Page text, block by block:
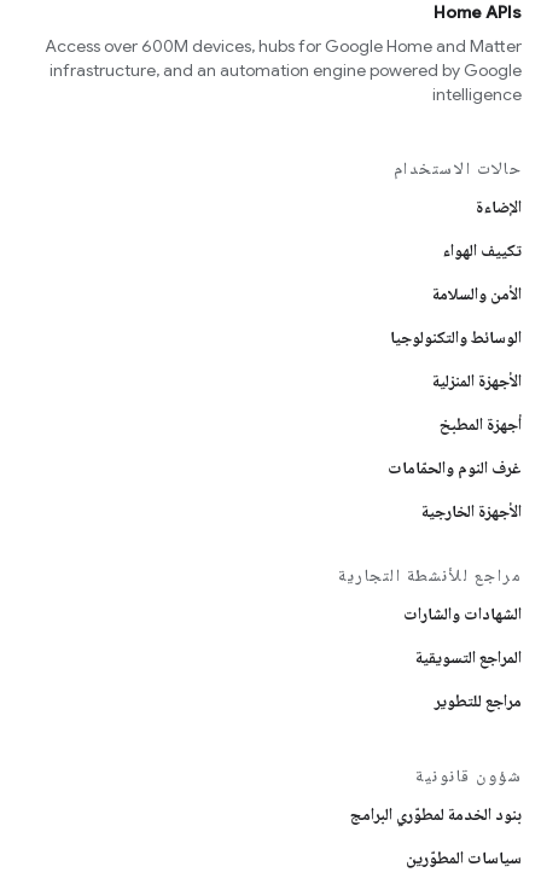
Home APIs
Access over 600M devices, hubs for Google Home and Matter
infrastructure, and an automation engine powered by Google
intelligence
حالات الاستخدام
الإضاءة
تكييف الهواء
الأمن والسلامة
الوسائط والتكنولوجيا
الأجهزة المنزلية
أجهزة المطبخ
غرف النوم والحمّامات
الأجهزة الخارجية
مراجع للأنشطة التجارية
الشهادات والشارات
المراجع التسويقية
مراجع للتطوير
شؤون قانونية
بنود الخدمة لمطوّري البرامج
سياسات المطوّرين